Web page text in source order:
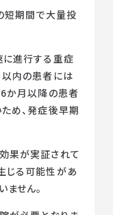
短期間で大量投
進行する重症
内の患者には
か月以降の患者
め、発症後早期
果が実証されて
じる可能性があ
ません。